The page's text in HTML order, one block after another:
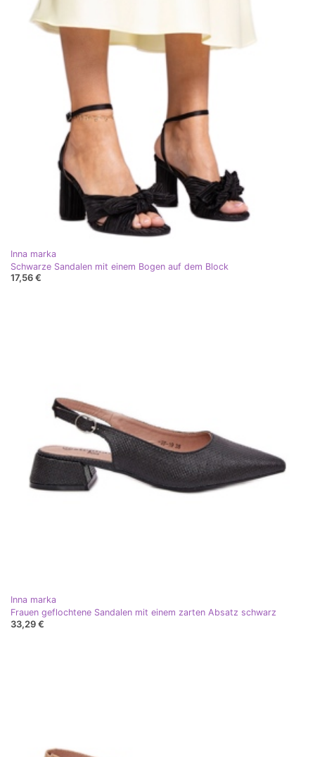
Inna marka
Schwarze Sandalen mit einem Bogen auf dem Block
17,56 €
Inna marka
Frauen geflochtene Sandalen mit einem zarten Absatz schwarz
33,29 €